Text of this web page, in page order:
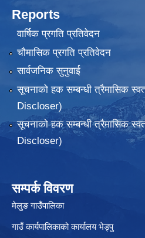
Reports
वार्षिक प्रगति प्रतिवेदन
चौमासिक प्रगति प्रतिवेदन
सार्वजनिक सुनुवाई
सूचनाको हक सम्बन्धी त्रैमासिक
Discloser)
सूचनाको हक सम्बन्धी त्रैमासिक
Discloser)
सम्पर्क विवरण
मेलुङ गाउँपालिका
गाउँ कार्यपालिकाको कार्यालय भेड्पु